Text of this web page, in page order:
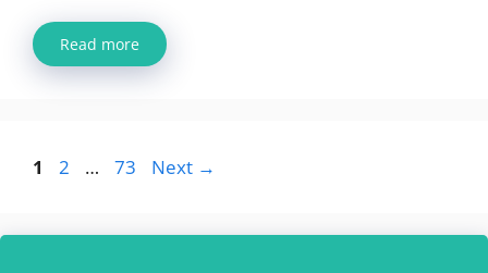
Read more
Page
1 Page
2 … Page
73 Next →